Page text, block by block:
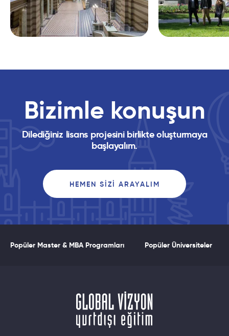
Bizimle konuşun
Dilediğiniz lisans projesini birlikte oluşturmaya
başlayalım.
HEMEN SIZI ARAYALIM
Popüler Master & MBA Programları Popüler Üniversiteler